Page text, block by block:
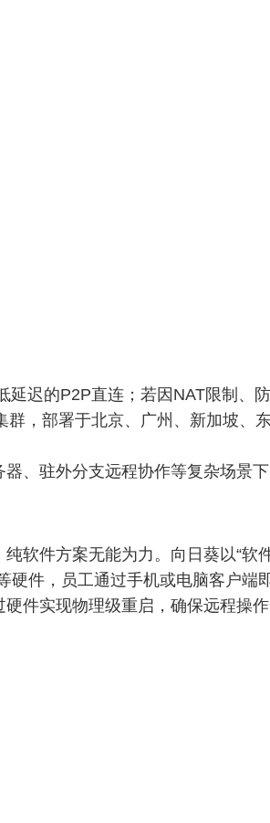
延迟的P2P直连；若因NAT限制、
，部署于北京、广州、新加坡、
、驻外分支远程协作等复杂场景
软件方案无能为力。向日葵以“软
硬件，员工通过手机或电脑客户端
件实现物理级重启，确保远程操